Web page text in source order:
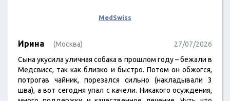
MedSwiss
Ирина (Москва)
27/07/2026
Сына укусила уличная собака в прошлом году – бежали в
Медсвисс, так как близко и быстро. Потом он обжогся,
потрогав чайник, порезался сильно (накладывали 3
шва), а вот сегодня упал с качели. Никакого осуждения,